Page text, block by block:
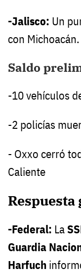
-Jalisco: Un
con Michoacán.
Saldo
-10 vehículos
-2 policías
- Oxxo cerró
Caliente
-Federal: La
Guardia
Harfuch